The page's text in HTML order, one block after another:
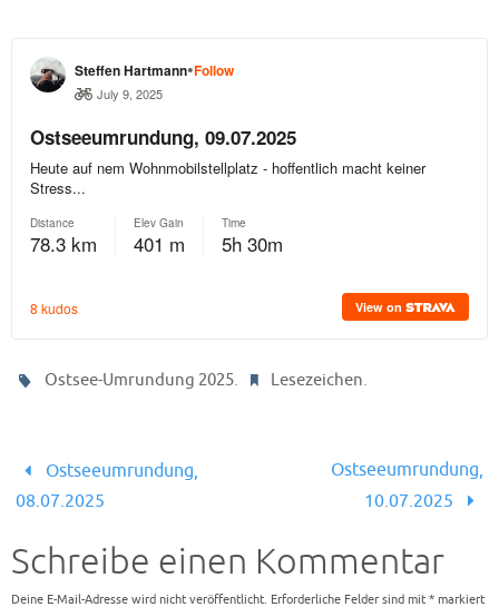
Ostsee-Umrundung 2025. Lesezeichen.
Ostseeumrundung,
08.07.2025
Ostseeumrundung,
10.07.2025
Schreibe einen Kommentar
Deine E-Mail-Adresse wird nicht veröffentlicht. Erforderliche Felder sind mit * markiert